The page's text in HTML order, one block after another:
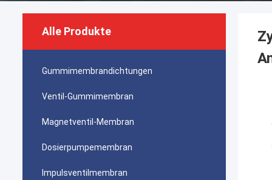
Alle Produkte
Gummimembrandichtungen
Ventil-Gummimembran
Magnetventil-Membran
Dosierpumpemembran
Impulsventilmembran